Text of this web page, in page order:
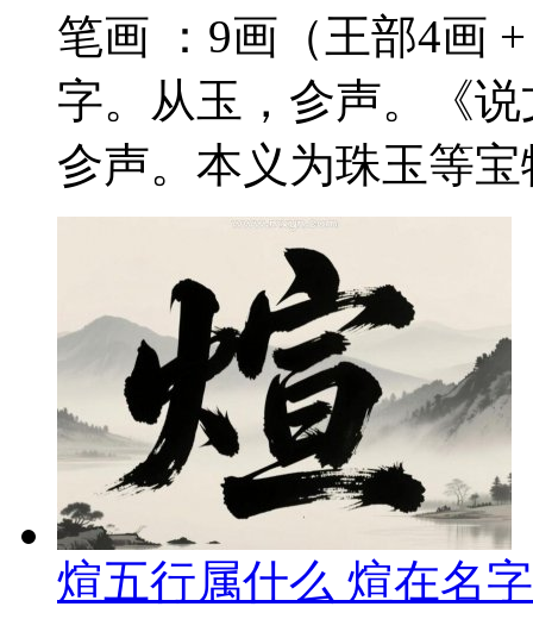
笔画 ：9画（王部4画
字。从玉，㐱声。《
㐱声。本义为珠玉等
煊五行属什么 煊在名